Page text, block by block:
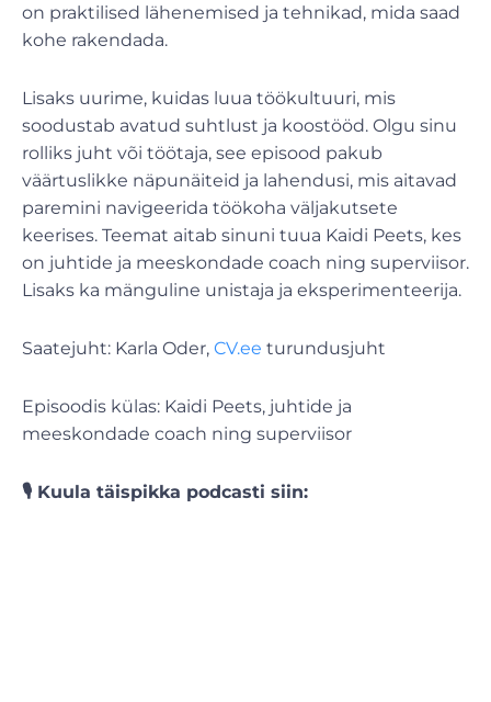
on praktilised lähenemised ja tehnikad, mida saad
kohe rakendada.
Lisaks uurime, kuidas luua töökultuuri, mis
soodustab avatud suhtlust ja koostööd. Olgu sinu
rolliks juht või töötaja, see episood pakub
väärtuslikke näpunäiteid ja lahendusi, mis aitavad
paremini navigeerida töökoha väljakutsete
keerises. Teemat aitab sinuni tuua Kaidi Peets, kes
on juhtide ja meeskondade coach ning superviisor.
Lisaks ka mänguline unistaja ja eksperimenteerija.
Saatejuht: Karla Oder, CV.ee turundusjuht
Episoodis külas: Kaidi Peets, juhtide ja
meeskondade coach ning superviisor
🎙️ Kuula täispikka podcasti siin: